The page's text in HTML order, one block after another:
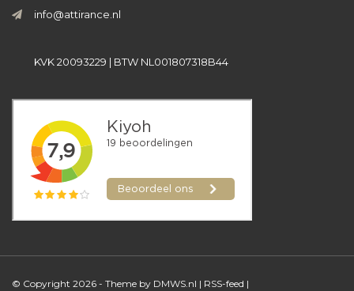
info@attirance.nl
KVK 20093229 | BTW NL001807318B44
© Copyright 2026 - Theme by DMWS.nl | RSS-feed |